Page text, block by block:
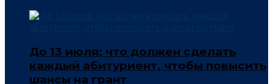
До 13 июля: что должен сделать
каждый абитуриент, чтобы повысить
шансы на грант